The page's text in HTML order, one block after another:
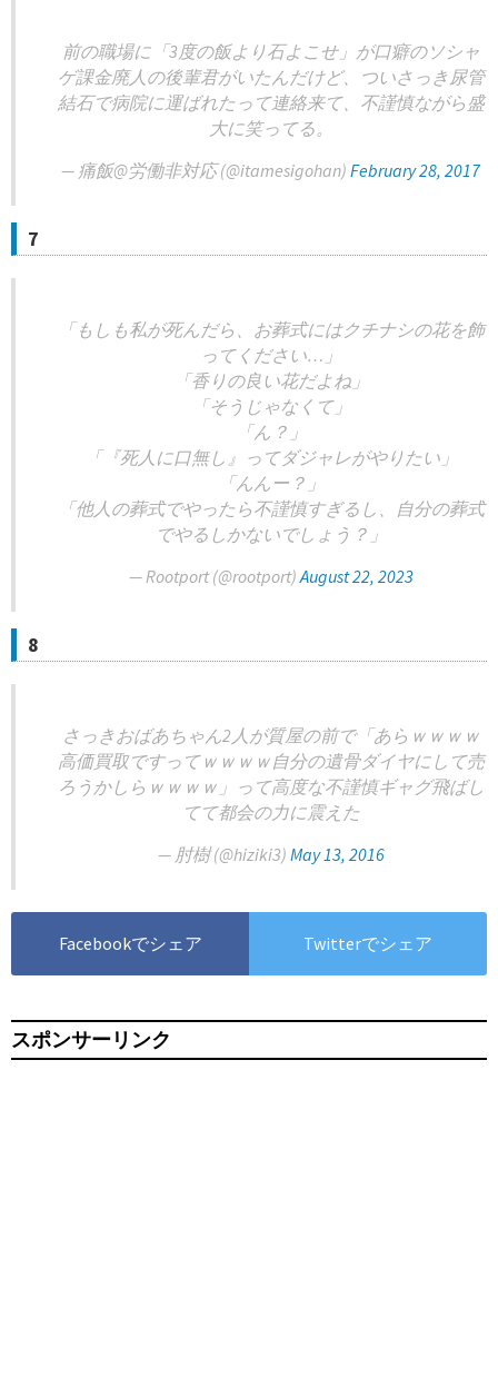
前の職場に「3度の飯より石よこせ」が口癖のソシャ
ゲ課金廃人の後輩君がいたんだけど、ついさっき尿管
結石で病院に運ばれたって連絡来て、不謹慎ながら盛
大に笑ってる。
— 痛飯@労働非対応 (@itamesigohan) February 28, 2017
7
「もしも私が死んだら、お葬式にはクチナシの花を飾
ってください…」
「香りの良い花だよね」
「そうじゃなくて」
「ん？」
「『死人に口無し』ってダジャレがやりたい」
「んんー？」
「他人の葬式でやったら不謹慎すぎるし、自分の葬式
でやるしかないでしょう？」
— Rootport (@rootport)August 22, 2023
8
さっきおばあちゃん2人が質屋の前で「あらｗｗｗｗ
高価買取ですってｗｗｗｗ自分の遺骨ダイヤにして売
ろうかしらｗｗｗｗ」って高度な不謹慎ギャグ飛ばし
てて都会の力に震えた
— 肘樹 (@hiziki3) May 13, 2016
Facebookでシェア Twitterでシェア
スポンサーリンク